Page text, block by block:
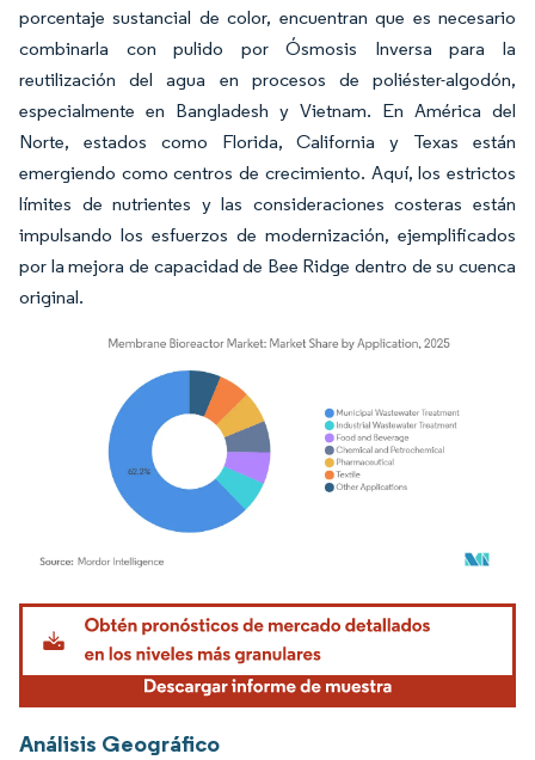
porcentaje sustancial de color, encuentran que es necesario
combinarla con pulido por Ósmosis Inversa para la
reutilización del agua en procesos de poliéster-algodón,
especialmente en Bangladesh y Vietnam. En América del
Norte, estados como Florida, California y Texas están
emergiendo como centros de crecimiento. Aquí, los estrictos
límites de nutrientes y las consideraciones costeras están
impulsando los esfuerzos de modernización, ejemplificados
por la mejora de capacidad de Bee Ridge dentro de su cuenca
original.
Imagen © Mordor Intelligence. El uso requiere atribución según CC BY 4.0.
Análisis Geográfico